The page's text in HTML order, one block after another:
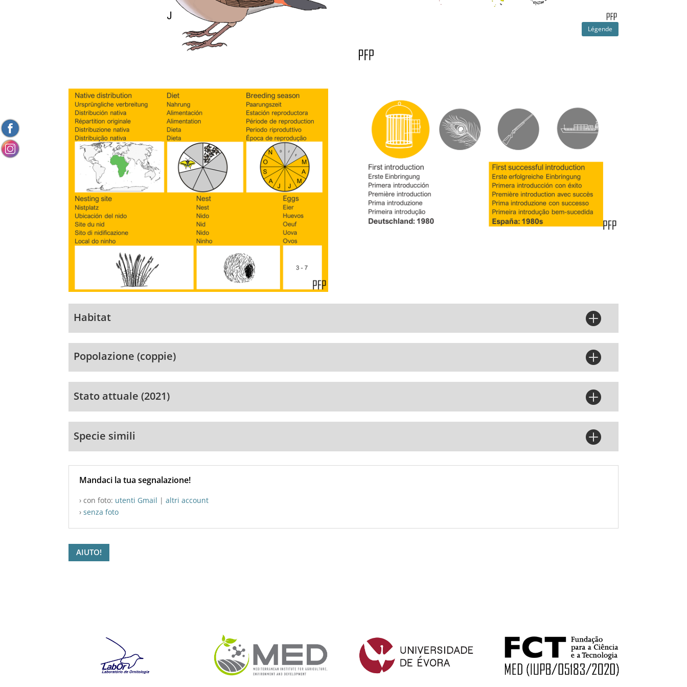
Légende
Habitat 
Popolazione (coppie) 
Stato attuale (2021) 
Specie simili 
Mandaci la tua segnalazione!
› con foto: utenti Gmail |altri account
›senza foto
AIUTO!